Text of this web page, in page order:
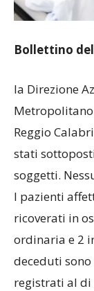
Bollettino
la Direzione
Reggio
stati
soggetti.
I pazienti
ricoverati in
ordinaria e 2
deceduti
registrati al di